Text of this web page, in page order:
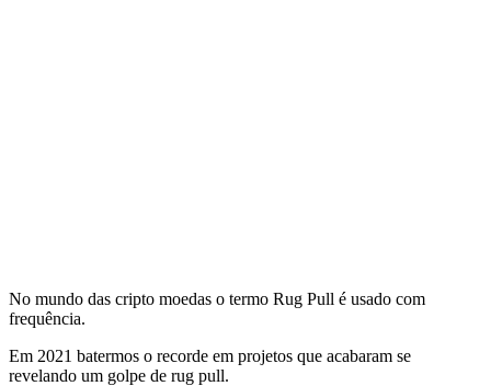
No mundo das cripto moedas o termo Rug Pull é usado com
frequência.
Em 2021 batermos o recorde em projetos que acabaram se
revelando um golpe de rug pull.